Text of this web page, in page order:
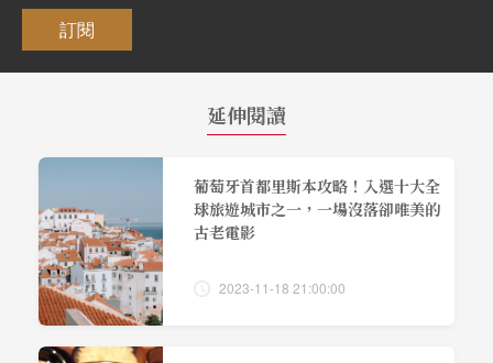
訂閱
延伸閱讀
葡萄牙首都里斯本攻略！入選十大全
球旅遊城市之一，一場沒落卻唯美的
古老電影
2023-11-18 21:00:00